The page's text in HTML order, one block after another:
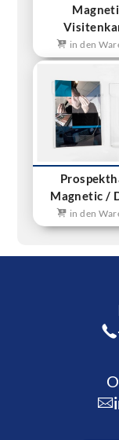
in den
Magnetic /
in den